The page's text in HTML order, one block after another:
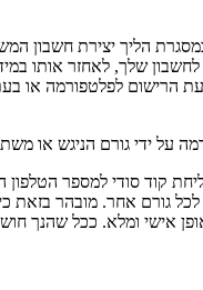
הליך יצירת חשבון
שלך, לאחזר אותו
הרישום לפלטפורמה או
על ידי גורם הניגש או
קוד סודי למספר הטלפון
גורם אחר. מובהר בזאת
אישי ומלא. ככל שהנך